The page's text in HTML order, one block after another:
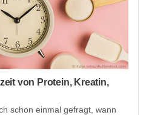
von Protein, Kreatin,
schon einmal gefragt, wann